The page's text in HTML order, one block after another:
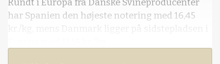
Rundt i Europa fra Danske Svineproducenter
har Spanien den højeste notering med 16,45
kr./kg, mens Danmark ligger på sidstepladsen i